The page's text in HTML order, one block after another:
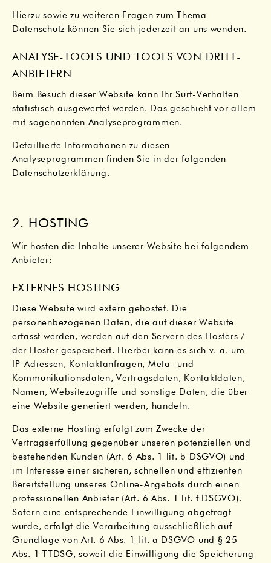
Hierzu sowie zu weiteren Fragen zum Thema
Datenschutz können Sie sich jederzeit an uns wenden.
ANALYSE-TOOLS UND TOOLS VON DRITT­
ANBIETERN
Beim Besuch dieser Website kann Ihr Surf-Verhalten
statistisch ausgewertet werden. Das geschieht vor allem
mit sogenannten Analyseprogrammen.
Detaillierte Informationen zu diesen
Analyseprogrammen finden Sie in der folgenden
Datenschutzerklärung.
2. HOSTING
Wir hosten die Inhalte unserer Website bei folgendem
Anbieter:
EXTERNES HOSTING
Diese Website wird extern gehostet. Die
personenbezogenen Daten, die auf dieser Website
erfasst werden, werden auf den Servern des Hosters /
der Hoster gespeichert. Hierbei kann es sich v. a. um
IP-Adressen, Kontaktanfragen, Meta- und
Kommunikationsdaten, Vertragsdaten, Kontaktdaten,
Namen, Websitezugriffe und sonstige Daten, die über
eine Website generiert werden, handeln.
Das externe Hosting erfolgt zum Zwecke der
Vertragserfüllung gegenüber unseren potenziellen und
bestehenden Kunden (Art. 6 Abs. 1 lit. b DSGVO) und
im Interesse einer sicheren, schnellen und effizienten
Bereitstellung unseres Online-Angebots durch einen
professionellen Anbieter (Art. 6 Abs. 1 lit. f DSGVO).
Sofern eine entsprechende Einwilligung abgefragt
wurde, erfolgt die Verarbeitung ausschließlich auf
Grundlage von Art. 6 Abs. 1 lit. a DSGVO und § 25
Abs. 1 TTDSG, soweit die Einwilligung die Speicherung